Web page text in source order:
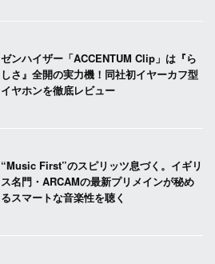
ゼンハイザー「ACCENTUM Clip」は『ら
しさ』全開の実力機！同社初イヤーカフ型
イヤホンを徹底レビュー
“Music First”のスピリッツ息づく。イギリ
ス名門・ARCAMの最新プリメインが秘め
るスマートな音楽性を聴く